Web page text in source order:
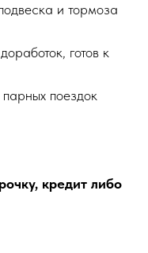
и тормоза
готов к
поездок
кредит либо